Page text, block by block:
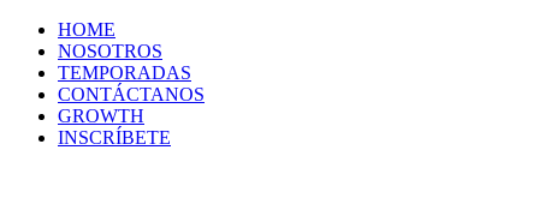
HOME
NOSOTROS
TEMPORADAS
CONTÁCTANOS
GROWTH
INSCRÍBETE